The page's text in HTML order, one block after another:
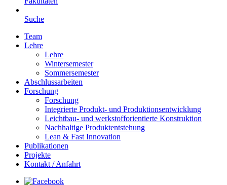
Suche
Team
Lehre
Lehre
Wintersemester
Sommersemester
Abschlussarbeiten
Forschung
Forschung
Integrierte Produkt- und Produktionsentwicklung
Leichtbau- und werkstofforientierte Konstruktion
Nachhaltige Produktentstehung
Lean & Fast Innovation
Publikationen
Projekte
Kontakt / Anfahrt